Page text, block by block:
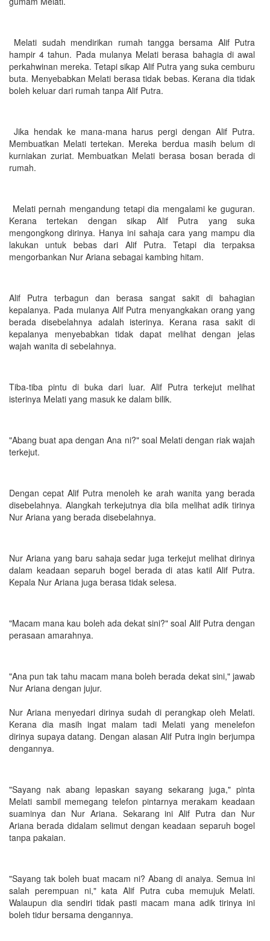
Melati sudah mendirikan rumah tangga bersama Alif Putra
hampir 4 tahun. Pada mulanya Melati berasa bahagia di awal
perkahwinan mereka. Tetapi sikap Alif Putra yang suka cemburu
buta. Menyebabkan Melati berasa tidak bebas. Kerana dia tidak
boleh keluar dari rumah tanpa Alif Putra.
Jika hendak ke mana-mana harus pergi dengan Alif Putra.
Membuatkan Melati tertekan. Mereka berdua masih belum di
kurniakan zuriat. Membuatkan Melati berasa bosan berada di
rumah.
Melati pernah mengandung tetapi dia mengalami ke guguran.
Kerana tertekan dengan sikap Alif Putra yang suka
mengongkong dirinya. Hanya ini sahaja cara yang mampu dia
lakukan untuk bebas dari Alif Putra. Tetapi dia terpaksa
mengorbankan Nur Ariana sebagai kambing hitam.
Alif Putra terbagun dan berasa sangat sakit di bahagian
kepalanya. Pada mulanya Alif Putra menyangkakan orang yang
berada disebelahnya adalah isterinya. Kerana rasa sakit di
kepalanya menyebabkan tidak dapat melihat dengan jelas
wajah wanita di sebelahnya.
Tiba-tiba pintu di buka dari luar. Alif Putra terkejut melihat
isterinya Melati yang masuk ke dalam bilik.
"Abang buat apa dengan Ana ni?" soal Melati dengan riak wajah
terkejut.
Dengan cepat Alif Putra menoleh ke arah wanita yang berada
disebelahnya. Alangkah terkejutnya dia bila melihat adik tirinya
Nur Ariana yang berada disebelahnya.
Nur Ariana yang baru sahaja sedar juga terkejut melihat dirinya
dalam keadaan separuh bogel berada di atas katil Alif Putra.
Kepala Nur Ariana juga berasa tidak selesa.
"Macam mana kau boleh ada dekat sini?" soal Alif Putra dengan
perasaan amarahnya.
"Ana pun tak tahu macam mana boleh berada dekat sini," jawab
Nur Ariana dengan jujur.
Nur Ariana menyedari dirinya sudah di perangkap oleh Melati.
Kerana dia masih ingat malam tadi Melati yang menelefon
dirinya supaya datang. Dengan alasan Alif Putra ingin berjumpa
dengannya.
"Sayang nak abang lepaskan sayang sekarang juga," pinta
Melati sambil memegang telefon pintarnya merakam keadaan
suaminya dan Nur Ariana. Sekarang ini Alif Putra dan Nur
Ariana berada didalam selimut dengan keadaan separuh bogel
tanpa pakaian.
"Sayang tak boleh buat macam ni? Abang di anaiya. Semua ini
salah perempuan ni," kata Alif Putra cuba memujuk Melati.
Walaupun dia sendiri tidak pasti macam mana adik tirinya ini
boleh tidur bersama dengannya.